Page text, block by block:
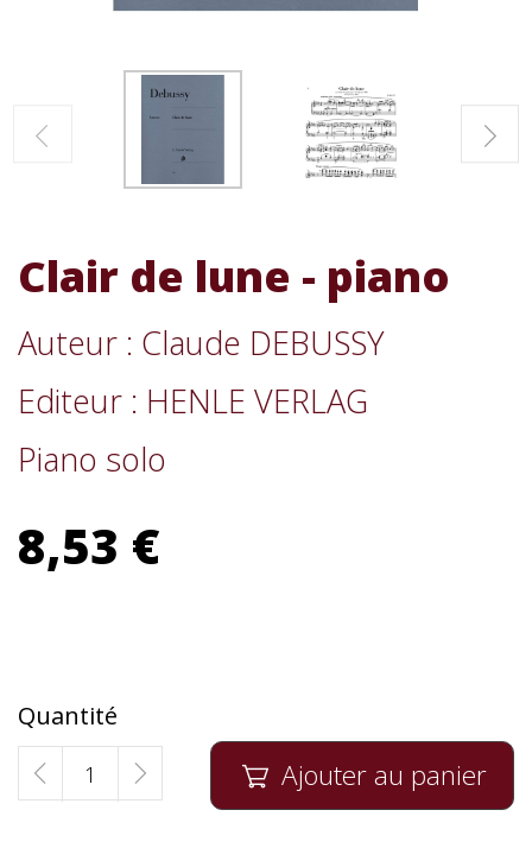
Clair de lune - piano
Auteur : Claude DEBUSSY
Editeur : HENLE VERLAG
Piano solo
8,53 €
Quantité
 Ajouter au panier